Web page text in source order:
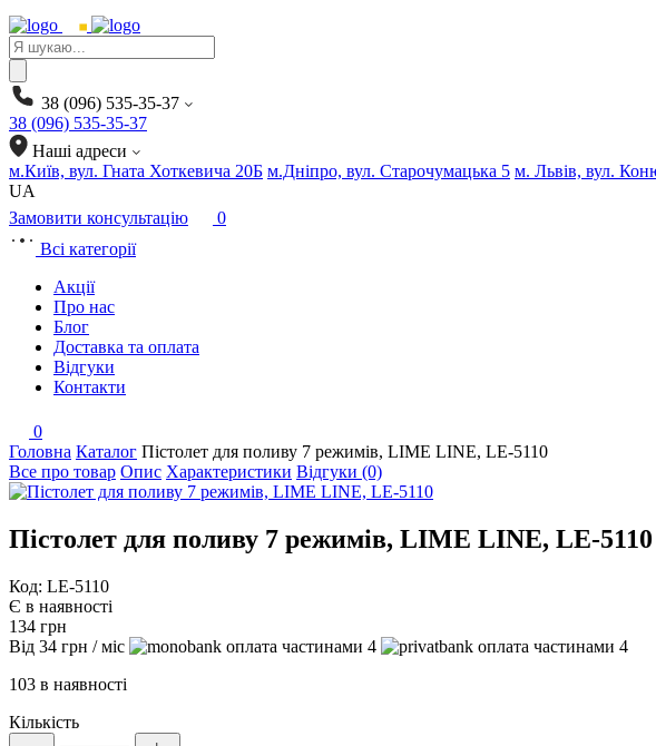
Products
search
38 (096) 535-35-37
38 (096) 535-35-37
Наші адреси
м.Київ, вул. Гната Хоткевича 20Б м.Дніпро, вул. Старочумацька 5 м. Львів, вул.
UA
Замовити консультацію
0
Всі категорії
Акції
Про нас
Блог
Доставка та оплата
Відгуки
Контакти
0
Головна Каталог Пістолет для поливу 7 режимів, LIME LINE, LE-5110
Все про товар Опис Характеристики Відгуки (0)
Пістолет для поливу 7 режимів, LIME LINE, LE-5110
Код: LE-5110
Є в наявності
134 грн
Від 34 грн / міс 4
4
103 в наявності
Кількість